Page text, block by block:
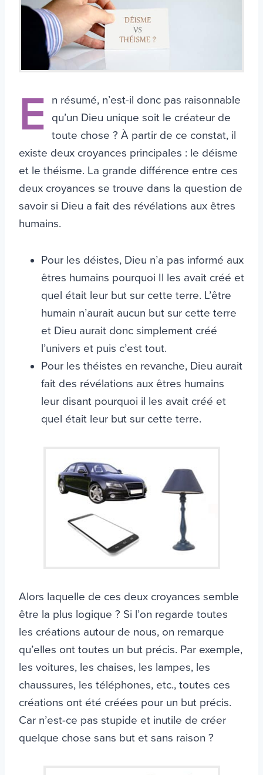
E
n résumé, n’est-il donc pas raisonnable
qu’un Dieu unique soit le créateur de
toute chose ? À partir de ce constat, il
existe deux croyances principales : le déisme
et le théisme. La grande différence entre ces
deux croyances se trouve dans la question de
savoir si Dieu a fait des révélations aux êtres
humains.
Pour les déistes, Dieu n’a pas informé aux
êtres humains pourquoi Il les avait créé et
quel était leur but sur cette terre. L’être
humain n’aurait aucun but sur cette terre
et Dieu aurait donc simplement créé
l’univers et puis c’est tout.
Pour les théistes en revanche, Dieu aurait
fait des révélations aux êtres humains
leur disant pourquoi il les avait créé et
quel était leur but sur cette terre.
Alors laquelle de ces deux croyances semble
être la plus logique ? Si l’on regarde toutes
les créations autour de nous, on remarque
qu’elles ont toutes un but précis. Par exemple,
les voitures, les chaises, les lampes, les
chaussures, les téléphones, etc., toutes ces
créations ont été créées pour un but précis.
Car n’est-ce pas stupide et inutile de créer
quelque chose sans but et sans raison ?